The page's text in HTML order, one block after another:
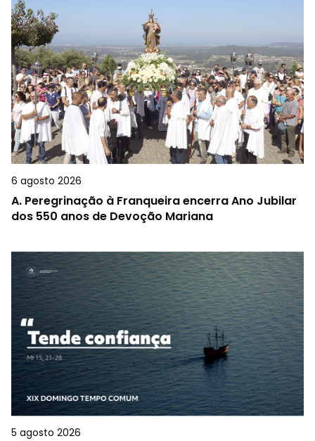
6 agosto 2026
A. Peregrinação à Franqueira encerra Ano Jubilar
dos 550 anos de Devoção Mariana
5 agosto 2026